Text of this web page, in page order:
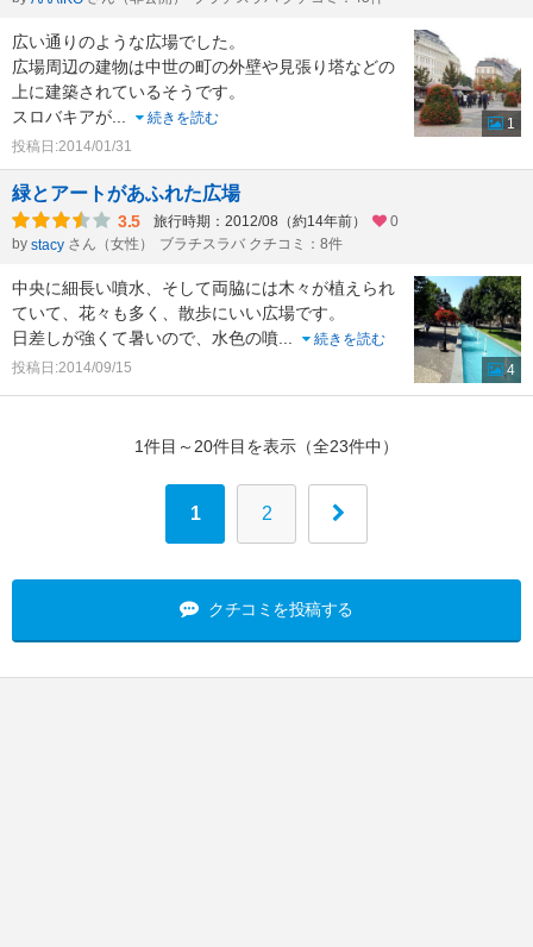
広い通りのような広場でした。
広場周辺の建物は中世の町の外壁や見張り塔などの
上に建築されているそうです。
スロバキアが...
続きを読む
投稿日:2014/01/31
1
緑とアートがあふれた広場
3.5 旅行時期：2012/08（約14年前）
0
by stacy さん（女性） ブラチスラバ クチコミ：8件
中央に細長い噴水、そして両脇には木々が植えられ
ていて、花々も多く、散歩にいい広場です。
日差しが強くて暑いので、水色の噴...
続きを読む
投稿日:2014/09/15
4
1件目～20件目を表示（全23件中）
1 2
クチコミを投稿する